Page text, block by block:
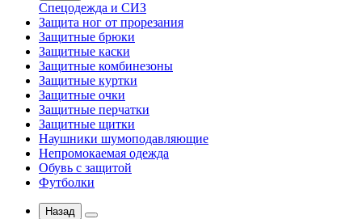
Спецодежда и СИЗ
Защита ног от прорезания
Защитные брюки
Защитные каски
Защитные комбинезоны
Защитные куртки
Защитные очки
Защитные перчатки
Защитные щитки
Наушники шумоподавляющие
Непромокаемая одежда
Обувь с защитой
Футболки
Назад